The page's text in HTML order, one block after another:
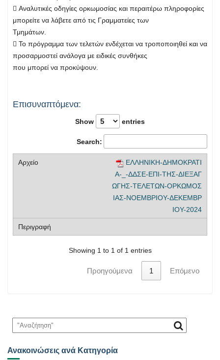
 Αναλυτικές οδηγίες ορκωμοσίας και περαιτέρω πληροφορίες
μπορείτε να λάβετε από τις Γραμματείες των
Τμημάτων.
 Το πρόγραμμα των τελετών ενδέχεται να τροποποιηθεί και να
προσαρμοστεί ανάλογα με ειδικές συνθήκες
που μπορεί να προκύψουν.
Επισυναπτόμενα:
Show entries
Search:
ΕΛΛΗΝΙΚΗ-ΔΗΜΟΚΡΑΤΙ
Α-_-ΔΔΣΕ-ΕΠΙ-ΤΗΣ-ΔΙΕΞΑΓ
ΩΓΗΣ-ΤΕΛΕΤΩΝ-ΟΡΚΩΜΟΣ
ΙΑΣ-ΝΟΕΜΒΡΙΟΥ-ΔΕΚΕΜΒΡ
ΙΟΥ-2024
Showing 1 to 1 of 1 entries
Προηγούμενα 1 Επόμενο
Ανακοινώσεις ανά Κατηγορία